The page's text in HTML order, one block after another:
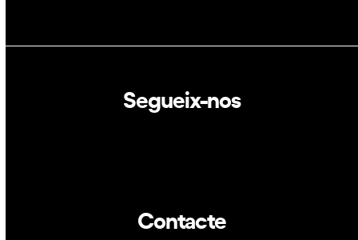
Segueix-nos
Contacte